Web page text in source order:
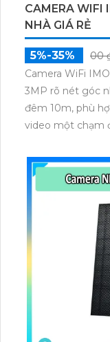
CAMERA WIFI
NHÀ GIÁ RẺ
5%-35%
00
Camera WiFi
3MP rõ nét góc
đêm 10m, phù
video một chạm
microSD tối đa
cho gia đình và